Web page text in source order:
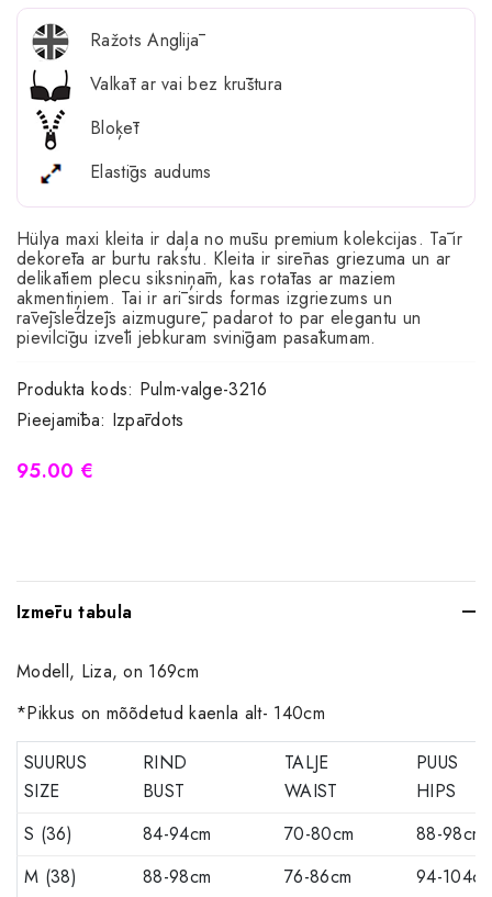
Ražots Anglijā
Valkāt ar vai bez krūštura
Bloķēt
Elastīgs audums
Hülya maxi kleita ir daļa no mūsu premium kolekcijas. Tā ir
dekorēta ar burtu rakstu. Kleita ir sirēnas griezuma un ar
delikātiem plecu siksniņām, kas rotātas ar maziem
akmentiņiem. Tai ir arī sirds formas izgriezums un
rāvējslēdzējs aizmugurē, padarot to par elegantu un
pievilcīgu izvēli jebkuram svinīgam pasākumam.
Produkta kods: Pulm-valge-3216
Pieejamība: Izpārdots
95.00 €
Izmēru tabula
Modell, Liza, on 169cm
*Pikkus on mõõdetud kaenla alt- 140cm
SUURUS
SIZE
RIND
BUST
TALJE
WAIST
PUUS
HIPS
S (36)
84-94cm 70-80cm
88-98cm
M (38)
88-98cm 76-86cm
94-